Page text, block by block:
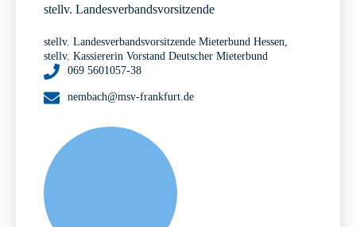
stellv. Landesverbandsvorsitzende
stellv. Landesverbandsvorsitzende Mieterbund Hessen,
stellv. Kassiererin Vorstand Deutscher Mieterbund
069 5601057-38
nembach@msv-frankfurt.de